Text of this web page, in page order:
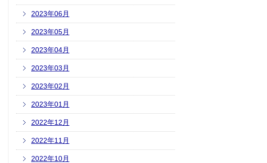
2023年06月
2023年05月
2023年04月
2023年03月
2023年02月
2023年01月
2022年12月
2022年11月
2022年10月